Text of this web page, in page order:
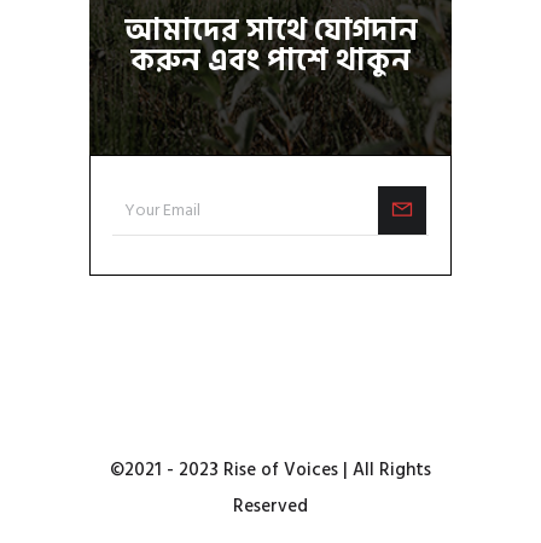
আমাদের সাথে যোগদান
করুন এবং পাশে থাকুন
©2021 - 2023 Rise of Voices | All Rights
Reserved